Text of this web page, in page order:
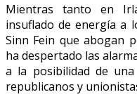
Mientras tanto en
insuflado de energía a
Sinn Fein que abogan
ha despertado las
a la posibilidad de
republicanos y